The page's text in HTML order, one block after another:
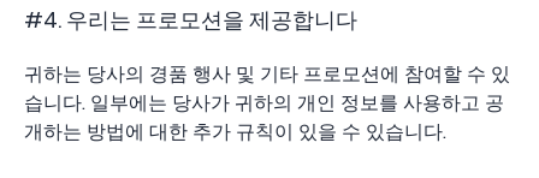
#4. 우리는 프로모션을 제공합니다
귀하는 당사의 경품 행사 및 기타 프로모션에 참여할 수 있
습니다. 일부에는 당사가 귀하의 개인 정보를 사용하고 공
개하는 방법에 대한 추가 규칙이 있을 수 있습니다.